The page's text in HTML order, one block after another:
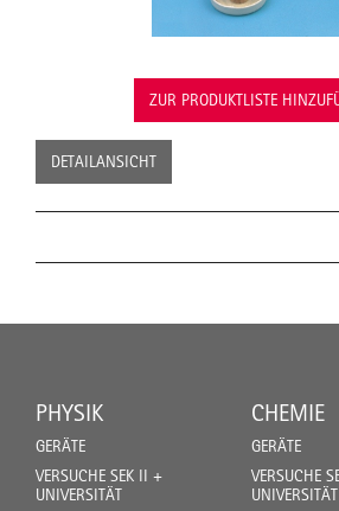
ZUR PRODUKTLISTE
DETAILANSICHT
PHYSIK
GERÄTE
VERSUCHE SEK II +
UNIVERSITÄT
CHEMIE
GERÄTE
VERSUCHE
UNIVERSITÄT